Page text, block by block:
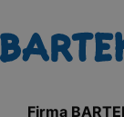
Firma